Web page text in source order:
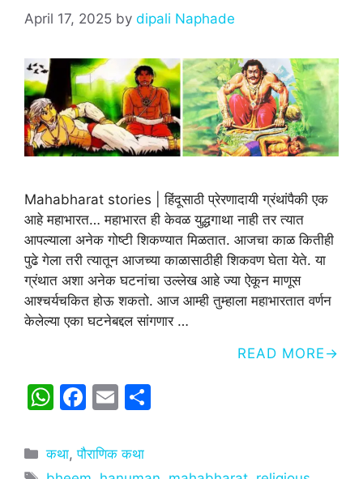
April 17, 2025 by dipali Naphade
Mahabharat stories | हिंदूसाठी प्रेरणादायी ग्रंथांपैकी एक
आहे महाभारत… महाभारत ही केवळ युद्धगाथा नाही तर त्यात
आपल्याला अनेक गोष्टी शिकण्यात मिळतात. आजचा काळ कितीही
पुढे गेला तरी त्यातून आजच्या काळासाठीही शिकवण घेता येते. या
ग्रंथात अशा अनेक घटनांचा उल्लेख आहे ज्या ऐकून माणूस
आश्चर्यचकित होऊ शकतो. आज आम्ही तुम्हाला महाभारतात वर्णन
केलेल्या एका घटनेबद्दल सांगणार …
READ MORE
W
at
F
c
E
ai
Categories
कथा,पौराणिक कथा
Tags